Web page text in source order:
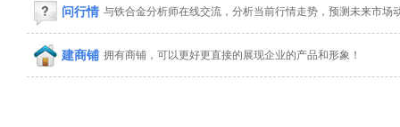
问行情 与铁合金分析师在线交流，分析当前行情走势，预测未来市场
建商铺 拥有商铺，可以更好更直接的展现企业的产品和形象！